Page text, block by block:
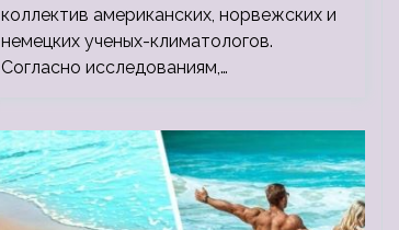
коллектив американских, норвежских и
немецких ученых-климатологов.
Согласно исследованиям,…